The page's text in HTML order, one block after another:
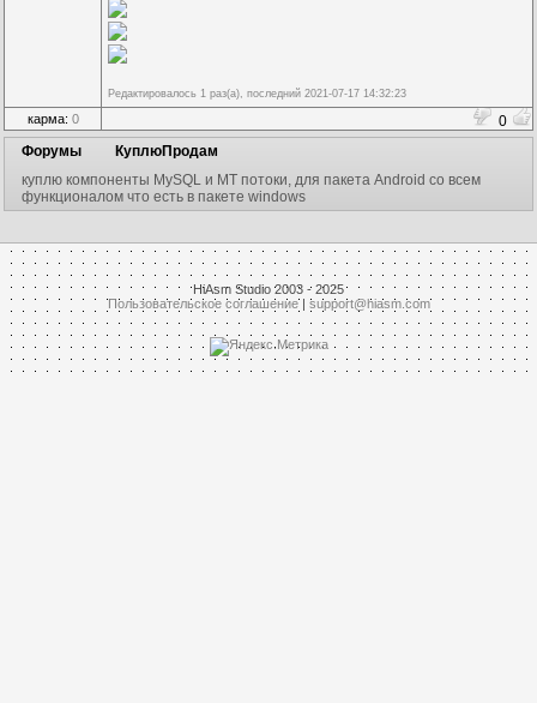
Редактировалось 1 раз(а), последний 2021-07-17 14:32:23
карма: 0
0
Форумы
КуплюПродам
куплю компоненты MySQL и MT потоки, для пакета Android со всем
функционалом что есть в пакете windows
HiAsm Studio 2003 - 2025
Пользовательское соглашение| support@hiasm.com